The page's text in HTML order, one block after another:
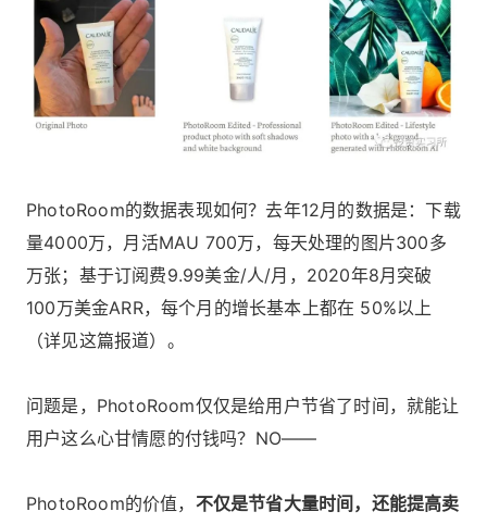
PhotoRoom的数据表现如何？去年12月的数据是：下载
量4000万，月活MAU 700万，每天处理的图片300多
万张；基于订阅费9.99美金/人/月，2020年8月突破
100万美金ARR，每个月的增长基本上都在 50%以上
（详见这篇报道）。
问题是，PhotoRoom仅仅是给用户节省了时间，就能让
用户这么心甘情愿的付钱吗？NO——
PhotoRoom的价值， 不仅是节省大量时间，还能提高卖